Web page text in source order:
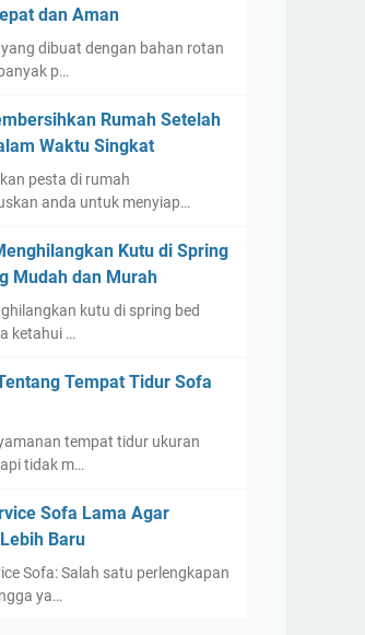
dan Aman
dibuat dengan bahan rotan
p…
Rumah Setelah
Waktu Singkat
pesta di rumah
anda untuk menyiap…
Kutu di Spring
Mudah dan Murah
kutu di spring bed
ketahui …
Tempat Tidur Sofa
tempat tidur ukuran
tidak m…
Sofa Lama Agar
Baru
Sofa: Salah satu perlengkapan
ya…